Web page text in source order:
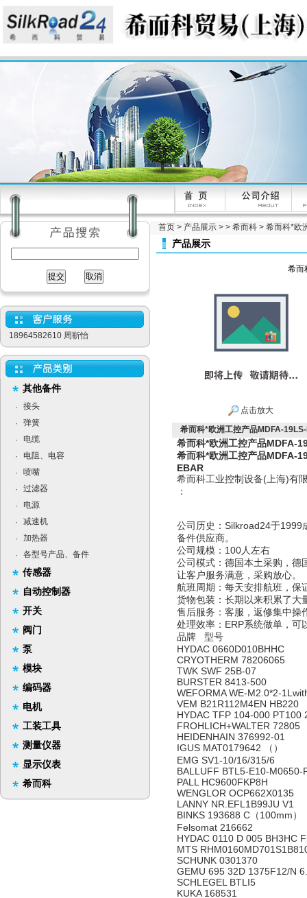
18964582610 周靳怡
其他备件
·
接头
·
弹簧
·
电缆
·
电阻、电容
·
喷嘴
·
过滤器
·
电源
·
减速机
·
加热器
·
各型号产品、备件
传感器
自动控制器
开关
阀门
泵
模块
编码器
电机
工装工具
测量仪器
显示仪表
希而科
首页 > 产品展示 > > 希而科 > 希而科*欧
产品展示
希而
点击放大
希而科*欧洲工控产品MDFA-
希而科*欧洲工控产品MDFA-
希而科*欧洲工控产品MDFA-
EBAR
希而科工业控制设备(上海)
：
公司历史：Silkroad24于1999
备件供应商。
公司规模：100人左右
公司模式：德国本土采购，德
让客户服务满意，采购放心。
航班周期：每天安排航班，保
货物包装：长期以来积累了大
售后服务：客服，返修集中操
处理效率：ERP系统做单，可
品牌 型号
HYDAC 0660D010BHHC
CRYOTHERM 78206065
TWK SWF 25B-07
BURSTER 8413-500
WEFORMA WE-M2.0*2-
VEM B21R112M4EN HB220
HYDAC TFP 104-000 PT100
FROHLICH+WALTER 72805
HEIDENHAIN 376992-01
IGUS MAT0179642 （）
EMG SV1-10/16/315/6
BALLUFF BTL5-E10-M0650-
PALL HC9600FKP8H
WENGLOR OCP662X0135
LANNY NR.EFL1B99JU V1
BINKS 193688 C（100mm）
Felsomat 216662
HYDAC 0110 D 005 BH3HC
MTS
SCHUNK 0301370
GEMU 695 32D 1375F12/N
SCHLEGEL BTLI5
KUKA 168531